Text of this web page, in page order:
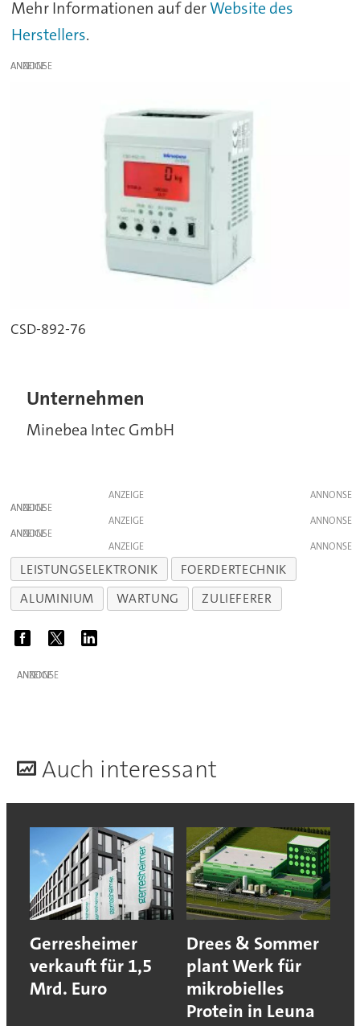
Mehr Informationen auf derWebsite des
Herstellers.
ANZEIGE
CSD-892-76
Unternehmen
Minebea Intec GmbH
ANZEIGE
ANZEIGE
ANZEIGE
ANZEIGE
ANZEIGE
LEISTUNGSELEKTRONIK
FOERDERTECHNIK
ALUMINIUM
WARTUNG ZULIEFERER
ANZEIGE
Auch interessant
Gerresheimer
verkauft für 1,5
Mrd. Euro
Drees & Sommer
plant Werk für
mikrobielles
Protein in Leuna